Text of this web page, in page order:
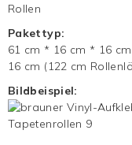
Rollen
Pakettyp:
61 cm * 16 cm * 16
16 cm (122 cm
Bildbeispiel: